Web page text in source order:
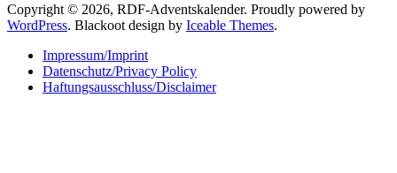
Copyright © 2026, RDF-Adventskalender. Proudly powered by
WordPress. Blackoot design by Iceable Themes.
Impressum/Imprint
Datenschutz/Privacy Policy
Haftungsausschluss/Disclaimer